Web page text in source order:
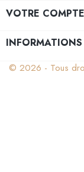
VOTRE COMPTE
INFORMATIONS
© 2026 - Tous